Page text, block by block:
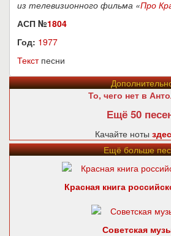
из телевизионного фильма «Про
АСП №1804
Год: 1977
Текстпесни
То, чего нет в
Ещё 50
Качайте ноты
Ещё больше
Красная книга
Советская